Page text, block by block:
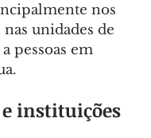
nos
nas unidades de
pessoas em
instituições